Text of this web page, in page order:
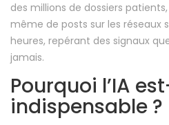
des millions de dossiers
même de posts sur les réseaux
heures, repérant des signaux
jamais.
Pourquoi l’IA
indispensable ?